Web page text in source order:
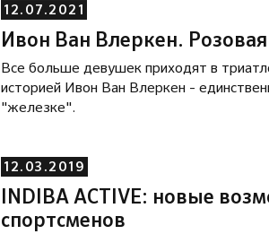
итоговом протоколе. Но за этим названием стоит вполне реальная инженерная система,
которая уже много лет помогает
триатлону. Изначально «ловушка
из самых сложных проблем
на массовой гонке.
12.07.2021
Ивон Ван Влеркен.
Все больше девушек приходят в
историей Ивон Ван Влеркен -
"железке".
12.03.2019
INDIBA ACTIVE: новые
спортсменов